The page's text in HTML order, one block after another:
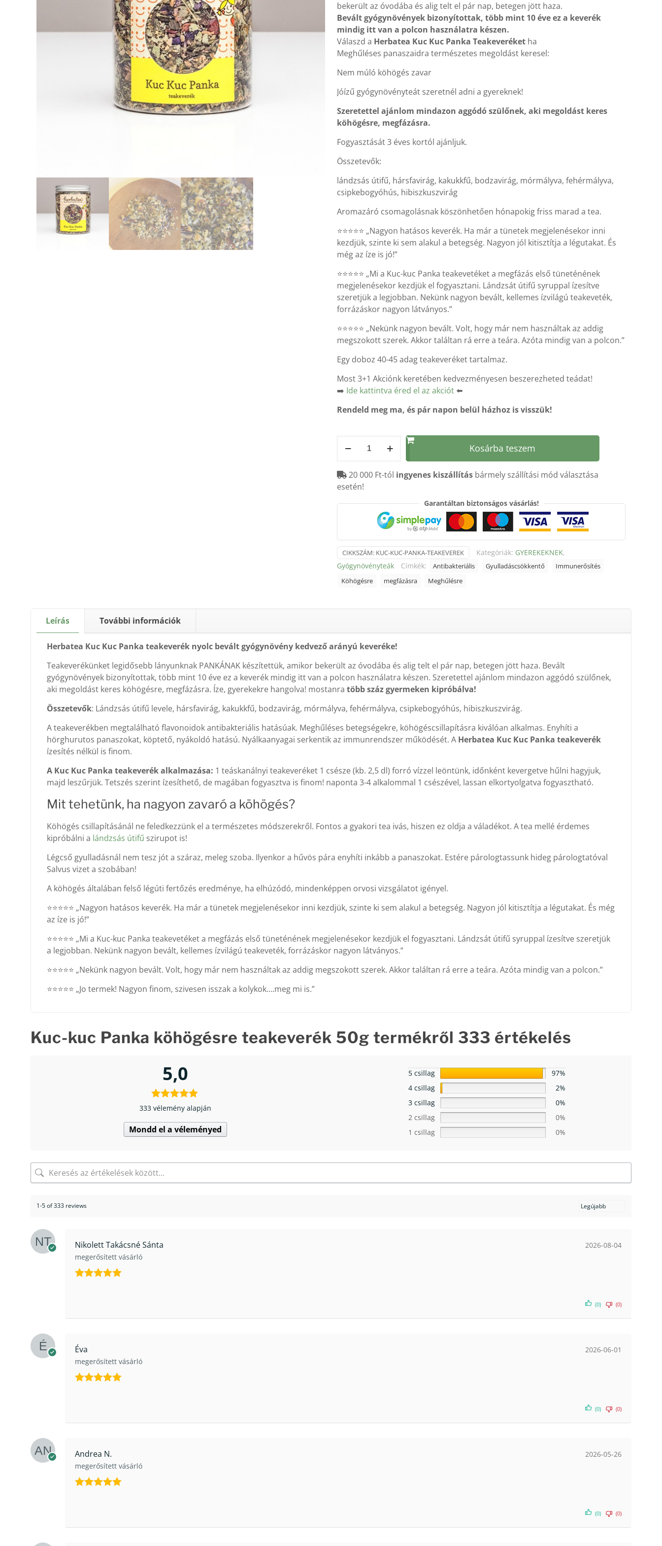
bekerült az óvodába és alig telt el pár nap, betegen jött haza.
Bevált gyógynövények bizonyítottak, több mint 10 éve ez a keverék
mindig itt van a polcon használatra készen.
Válaszd a Herbatea Kuc Kuc Panka Teakeveréket ha
Meghűléses panaszaidra természetes megoldást keresel:
Nem múló köhögés zavar
Jóízű gyógynövényteát szeretnél adni a gyereknek!
Szeretettel ajánlom mindazon aggódó szülőnek, aki megoldást keres
köhögésre, megfázásra.
Fogyasztását 3 éves kortól ajánljuk.
Összetevők:
lándzsás útifű, hársfavirág, kakukkfű, bodzavirág, mórmályva, fehérmályva,
csipkebogyóhús, hibiszkuszvirág
Aromazáró csomagolásnak köszönhetően hónapokig friss marad a tea.
⭐⭐⭐⭐⭐ „Nagyon hatásos keverék. Ha már a tünetek megjelenésekor inni
kezdjük, szinte ki sem alakul a betegség. Nagyon jól kitisztítja a légutakat. És
még az íze is jó!”
⭐⭐⭐⭐⭐ „Mi a Kuc-kuc Panka teakevetéket a megfázás első tüneténének
megjelenésekor kezdjük el fogyasztani. Lándzsát útifű syruppal ízesítve
szeretjük a legjobban. Nekünk nagyon bevált, kellemes ízvilágú teakeveték,
forrázáskor nagyon látványos.”
⭐⭐⭐⭐⭐ „Nekünk nagyon bevált. Volt, hogy már nem használtak az addig
megszokott szerek. Akkor találtan rá erre a teára. Azóta mindig van a polcon.”
Egy doboz 40-45 adag teakeveréket tartalmaz.
Most 3+1 Akciónk keretében kedvezményesen beszerezheted teádat!
➡️ Ide kattintva éred el az akciót ⬅️
Rendeld meg ma, és pár napon belül házhoz is visszük!
kuc
köhögésre
teakeverék
Kosárba teszem
20 000 Ft-tól ingyenes kiszállítás bármely szállítási mód választása
esetén!
Garantáltan biztonságos vásárlás!
CIKKSZÁM: KUC-KUC-PANKA-TEAKEVEREK Kategóriák: GYEREKEKNEK,
Gyógynövényteák
Címkék: Antibakteriális Gyulladáscsökkentő
Immunerősítés
Köhögésre
megfázásra Meghűlésre
Leírás További információk
Herbatea Kuc Kuc Panka teakeverék nyolc bevált gyógynövény kedvező arányú keveréke!
Teakeverékünket legidősebb lányunknak PANKÁNAK készítettük, amikor bekerült az óvodába és alig telt el pár nap, betegen jött haza. Bevált
gyógynövények bizonyítottak, több mint 10 éve ez a keverék mindig itt van a polcon használatra készen. Szeretettel ajánlom mindazon aggódó szülőnek,
aki megoldást keres köhögésre, megfázásra. Íze, gyerekekre hangolva! mostanra több száz gyermeken kipróbálva!
Összetevők: Lándzsás útifű levele, hársfavirág, kakukkfű, bodzavirág, mórmályva, fehérmályva, csipkebogyóhús, hibiszkuszvirág.
A teakeverékben megtalálható flavonoidok antibakteriális hatásúak. Meghűléses betegségekre, köhögéscsillapításra kiválóan alkalmas. Enyhíti a
hörghurutos panaszokat, köptető, nyákoldó hatású. Nyálkaanyagai serkentik az immunrendszer működését. A Herbatea Kuc Kuc Panka teakeverék
ízesítés nélkül is finom.
A Kuc Kuc Panka teakeverék alkalmazása: 1 teáskanálnyi teakeveréket 1 csésze (kb. 2,5 dl) forró vízzel leöntünk, időnként kevergetve hűlni hagyjuk,
majd leszűrjük. Tetszés szerint ízesíthető, de magában fogyasztva is finom! naponta 3-4 alkalommal 1 csészével, lassan elkortyolgatva fogyasztható.
Mit tehetünk, ha nagyon zavaró a köhögés?
Köhögés csillapításánál ne feledkezzünk el a természetes módszerekről. Fontos a gyakori tea ivás, hiszen ez oldja a váladékot. A tea mellé érdemes
kipróbálni a lándzsás útifű szirupot is!
Légcső gyulladásnál nem tesz jót a száraz, meleg szoba. Ilyenkor a hűvös pára enyhíti inkább a panaszokat. Estére párologtassunk hideg párologtatóval
Salvus vizet a szobában!
A köhögés általában felső légúti fertőzés eredménye, ha elhúzódó, mindenképpen orvosi vizsgálatot igényel.
⭐⭐⭐⭐⭐ „Nagyon hatásos keverék. Ha már a tünetek megjelenésekor inni kezdjük, szinte ki sem alakul a betegség. Nagyon jól kitisztítja a légutakat. És még
az íze is jó!”
⭐⭐⭐⭐⭐ „Mi a Kuc-kuc Panka teakevetéket a megfázás első tüneténének megjelenésekor kezdjük el fogyasztani. Lándzsát útifű syruppal ízesítve szeretjük
a legjobban. Nekünk nagyon bevált, kellemes ízvilágú teakeveték, forrázáskor nagyon látványos.”
⭐⭐⭐⭐⭐ „Nekünk nagyon bevált. Volt, hogy már nem használtak az addig megszokott szerek. Akkor találtan rá erre a teára. Azóta mindig van a polcon.”
⭐⭐⭐⭐⭐ „Jo termek! Nagyon finom, szivesen isszak a kolykok….meg mi is.”
Kuc-kuc Panka köhögésre teakeverék 50g termékről 333 értékelés
5,0
333 vélemény alapján
Mondd el a véleményed
5 csillag
97%
4 csillag
2%
3 csillag
0%
2 csillag
0%
1 csillag
0%
1-5 of 333 reviews
Nikolett Takácsné Sánta
megerősített vásárló
2026-08-04
(0) (0)
Éva
megerősített vásárló
2026-06-01
(0) (0)
Andrea N.
megerősített vásárló
2026-05-26
(0) (0)